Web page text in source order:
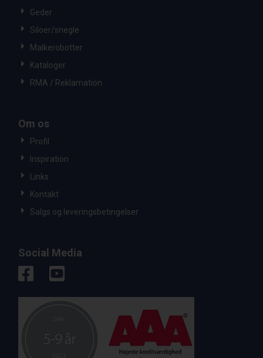
Geder
Siloer/snegle
Malkerobotter
Kataloger
RMA / Reklamation
Om os
Profil
Inspiration
Links
Kontakt
Salgs og leveringsbetingelser
Social Media